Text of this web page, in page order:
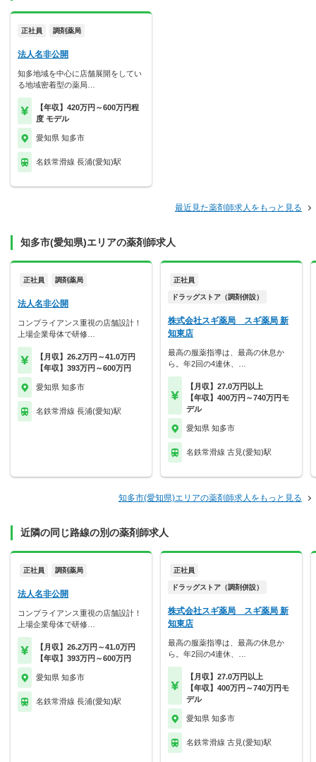
正社員 調剤薬局
法人名非公開
知多地域を中心に店舗展開をしてい
る地域密着型の薬局…
【年収】420万円～600万円程
度 モデル
愛知県 知多市
名鉄常滑線 長浦(愛知)駅
最近見た薬剤師求人をもっと見る
知多市(愛知県)エリアの薬剤師求人
正社員 調剤薬局
法人名非公開
コンプライアンス重視の店舗設計！
上場企業母体で研修…
【月収】26.2万円～41.0万円
【年収】393万円～600万円
愛知県 知多市
名鉄常滑線 長浦(愛知)駅
正社員
ドラッグストア（調剤併設）
株式会社スギ薬局 スギ薬局 新
知東店
最高の服薬指導は、最高の休息か
ら。年2回の4連休、…
【月収】27.0万円以上
【年収】400万円～740万円モ
デル
愛知県 知多市
名鉄常滑線 古見(愛知)駅
知多市(愛知県)エリアの薬剤師求人をもっと見る
近隣の同じ路線の別の薬剤師求人
正社員 調剤薬局
法人名非公開
コンプライアンス重視の店舗設計！
上場企業母体で研修…
【月収】26.2万円～41.0万円
【年収】393万円～600万円
愛知県 知多市
名鉄常滑線 長浦(愛知)駅
正社員
ドラッグストア（調剤併設）
株式会社スギ薬局 スギ薬局 新
知東店
最高の服薬指導は、最高の休息か
ら。年2回の4連休、…
【月収】27.0万円以上
【年収】400万円～740万円モ
デル
愛知県 知多市
名鉄常滑線 古見(愛知)駅